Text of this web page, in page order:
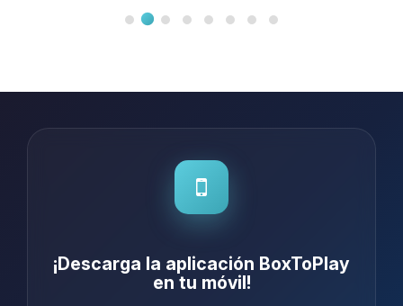
¡Descarga la aplicación BoxToPlay
en tu móvil!